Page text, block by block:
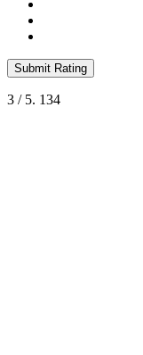
Submit Rating
3 / 5. 134